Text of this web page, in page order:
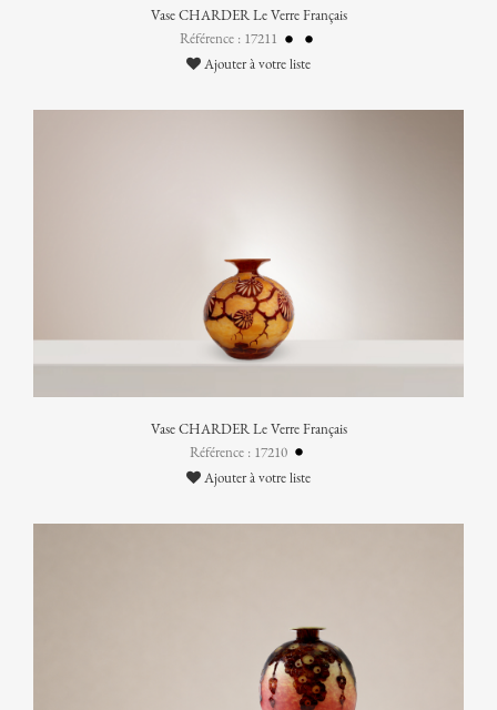
Vase CHARDER Le Verre Français
Référence : 17211
Ajouter à votre liste
Vase CHARDER Le Verre Français
Référence : 17210
Ajouter à votre liste